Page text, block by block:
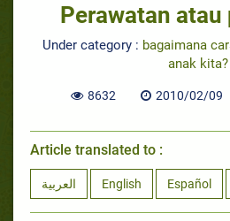
Perawatan atau
Under category : bagaimana
anak kita?
8632 2010/02/09
Article translated to :
العربية English Español